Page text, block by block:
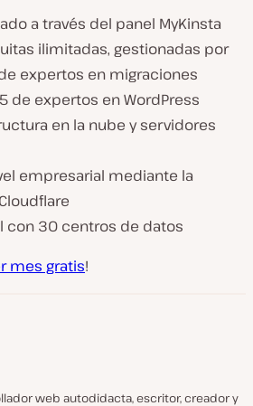
a través del panel MyKinsta
ilimitadas, gestionadas por
expertos en migraciones
de expertos en WordPress
en la nube y servidores
empresarial mediante la
con 30 centros de datos
mes gratis!
web autodidacta, escritor, creador y